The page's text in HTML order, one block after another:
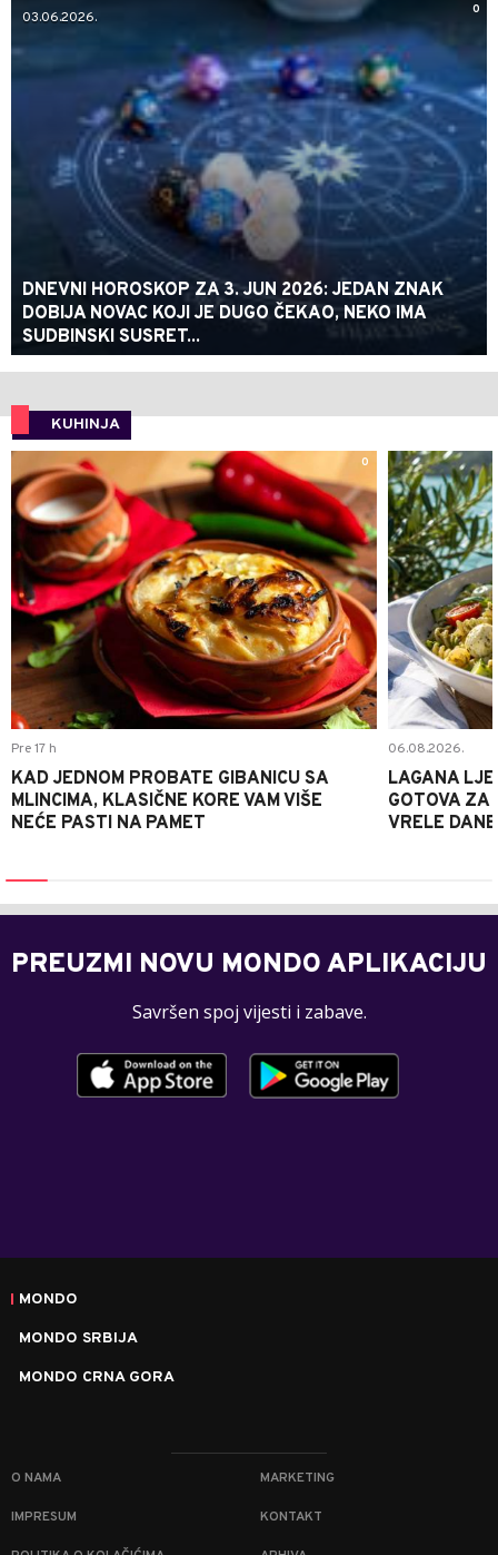
0
03.06.2026.
DNEVNI HOROSKOP ZA 3. JUN 2026: JEDAN ZNAK
DOBIJA NOVAC KOJI JE DUGO ČEKAO, NEKO IMA
SUDBINSKI SUSRET...
KUHINJA
0
Pre 17 h
KAD JEDNOM PROBATE GIBANICU SA
MLINCIMA, KLASIČNE KORE VAM VIŠE
NEĆE PASTI NA PAMET
06.08.2026.
LAGANA
GOTOVA ZA
VRELE DANE
PREUZMI NOVU MONDO APLIKACIJU
Savršen spoj vijesti i zabave.
MONDO
MONDO SRBIJA
MONDO CRNA GORA
O NAMA MARKETING
IMPRESUM KONTAKT